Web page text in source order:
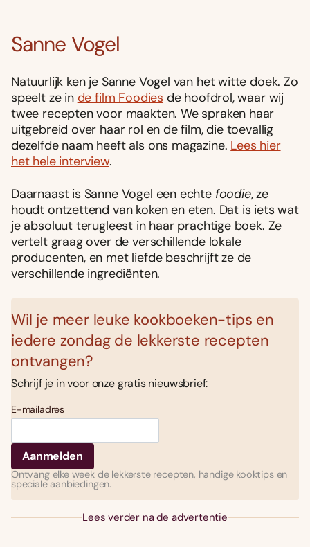
Sanne Vogel
Natuurlijk ken je Sanne Vogel van het witte doek. Zo
speelt ze in de film Foodies de hoofdrol, waar wij
twee recepten voor maakten. We spraken haar
uitgebreid over haar rol en de film, die toevallig
dezelfde naam heeft als ons magazine. Lees hier
het hele interview.
Daarnaast is Sanne Vogel een echte foodie, ze
houdt ontzettend van koken en eten. Dat is iets wat
je absoluut terugleest in haar prachtige boek. Ze
vertelt graag over de verschillende lokale
producenten, en met liefde beschrijft ze de
verschillende ingrediënten.
Wil je meer leuke kookboeken-tips en
iedere zondag de lekkerste recepten
ontvangen?
Schrijf je in voor onze gratis nieuwsbrief:
E-mailadres
Ontvang elke week de lekkerste recepten, handige kooktips en
speciale aanbiedingen.
Lees verder na de advertentie